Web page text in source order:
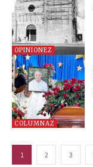
OPINIONEZ
COLUMNAZ
1 2 3